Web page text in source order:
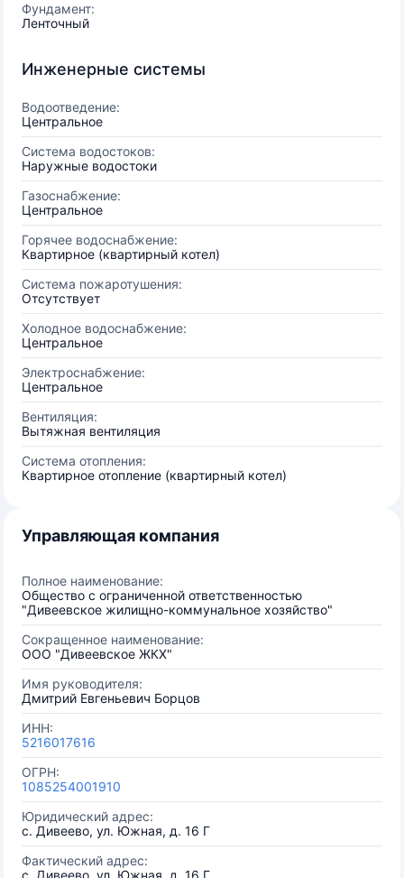
Фундамент:
Ленточный
Инженерные системы
Водоотведение:
Центральное
Система водостоков:
Наружные водостоки
Газоснабжение:
Центральное
Горячее водоснабжение:
Квартирное (квартирный котел)
Система пожаротушения:
Отсутствует
Холодное водоснабжение:
Центральное
Электроснабжение:
Центральное
Вентиляция:
Вытяжная вентиляция
Система отопления:
Квартирное отопление (квартирный котел)
Управляющая компания
Полное наименование:
Общество с ограниченной ответственностью
"Дивеевское жилищно-коммунальное хозяйство"
Сокращенное наименование:
ООО "Дивеевское ЖКХ"
Имя руководителя:
Дмитрий Евгеньевич Борцов
ИНН:
5216017616
ОГРН:
1085254001910
Юридический адрес:
с. Дивеево, ул. Южная, д. 16 Г
Фактический адрес:
с. Дивеево, ул. Южная, д. 16 Г